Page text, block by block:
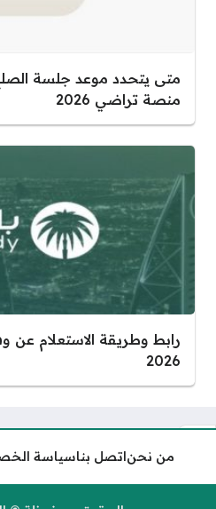
متى يتحدد موعد جلسة
منصة تراضي 2026
رابط وطريقة الاستعلام عن
2026
من نحناتصل بناسياسة
أي ساعة
الرس 2026 – 1447